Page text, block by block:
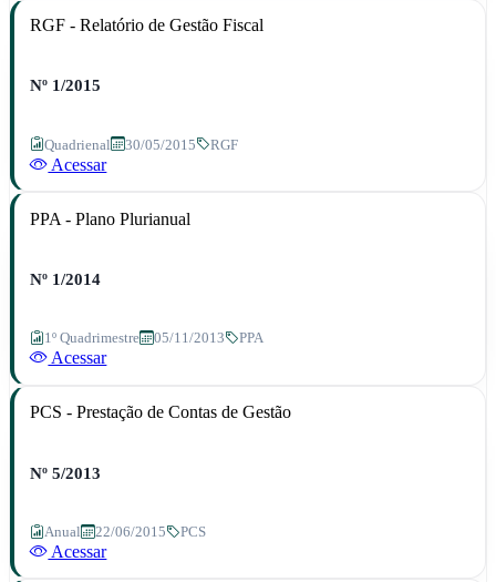
RGF - Relatório de Gestão Fiscal
Nº 1/2015
Quadrienal 30/05/2015 RGF
Acessar
PPA - Plano Plurianual
Nº 1/2014
1º Quadrimestre 05/11/2013 PPA
Acessar
PCS - Prestação de Contas de Gestão
Nº 5/2013
Anual 22/06/2015 PCS
Acessar